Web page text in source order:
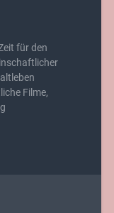
für den
Filme,